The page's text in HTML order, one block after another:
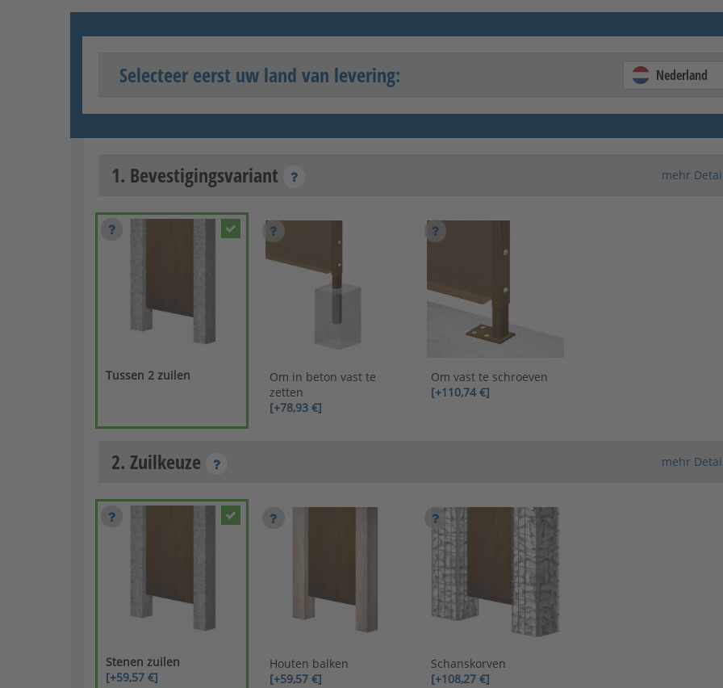
Selecteer eerst uw land van levering: Nederland
1. Bevestigingsvariant mehr
Tussen 2 zuilen
Om in beton vast te
zetten
[+78,93 €]
Om vast te schroeven
[+110,74 €]
2. Zuilkeuze mehr
Stenen zuilen
[+59,57 €]
Houten balken
[+59,57 €]
Schanskorven
[+108,27 €]